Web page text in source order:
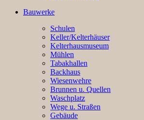
Bauwerke
Schulen
Keller/Kelterhäuser
Kelterhausmuseum
Mühlen
Tabakhallen
Backhaus
Wiesenwehre
Brunnen u. Quellen
Waschplatz
Wege u. Straßen
Gebäude